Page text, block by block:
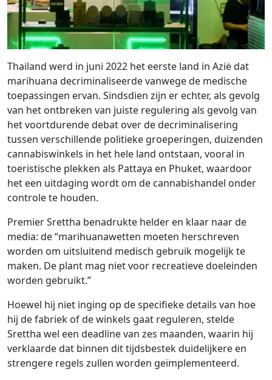
Thailand werd in juni 2022 het eerste land in Azië dat
marihuana decriminaliseerde vanwege de medische
toepassingen ervan. Sindsdien zijn er echter, als gevolg
van het ontbreken van juiste regulering als gevolg van
het voortdurende debat over de decriminalisering
tussen verschillende politieke groeperingen, duizenden
cannabiswinkels in het hele land ontstaan, vooral in
toeristische plekken als Pattaya en Phuket, waardoor
het een uitdaging wordt om de cannabishandel onder
controle te houden.
Premier Srettha benadrukte helder en klaar naar de
media: de “marihuanawetten moeten herschreven
worden om uitsluitend medisch gebruik mogelijk te
maken. De plant mag niet voor recreatieve doeleinden
worden gebruikt.”
Hoewel hij niet inging op de specifieke details van hoe
hij de fabriek of de winkels gaat reguleren, stelde
Srettha wel een deadline van zes maanden, waarin hij
verklaarde dat binnen dit tijdsbestek duidelijkere en
strengere regels zullen worden geïmplementeerd.